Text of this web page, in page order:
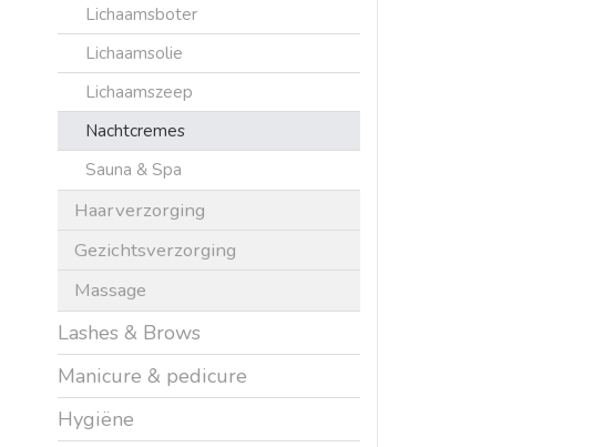
Lichaamsboter
Lichaamsolie
Lichaamszeep
Nachtcremes
Sauna & Spa
Haarverzorging
Gezichtsverzorging
Massage
Lashes & Brows
Manicure & pedicure
Hygiëne